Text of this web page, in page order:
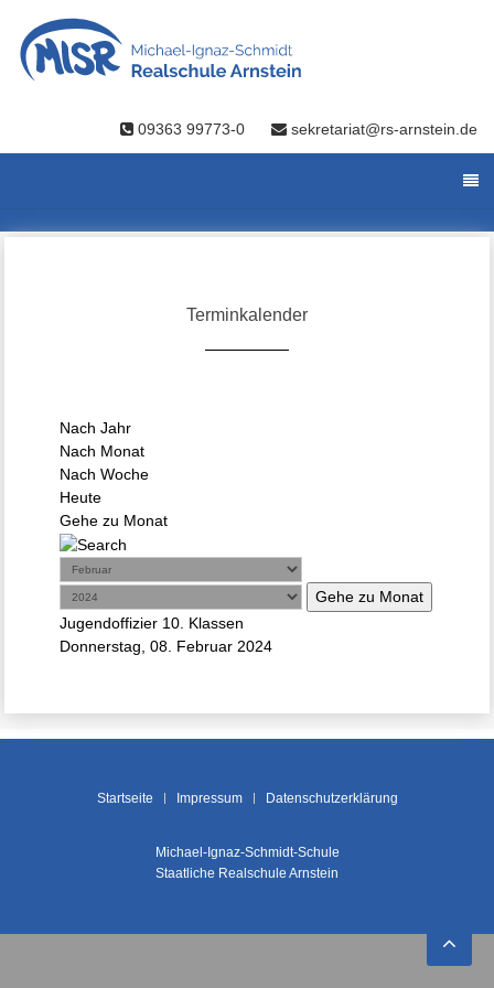
09363 99773-0 sekretariat@rs-arnstein.de
Terminkalender
Nach Jahr
Nach Monat
Nach Woche
Heute
Gehe zu Monat
Gehe zu Monat
Jugendoffizier 10. Klassen
Donnerstag, 08. Februar 2024
Startseite Impressum Datenschutzerklärung
Michael-Ignaz-Schmidt-Schule
Staatliche Realschule Arnstein